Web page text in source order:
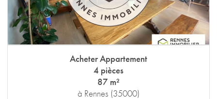
Acheter Appartement
4 pièces
87 m²
à Rennes (35000)